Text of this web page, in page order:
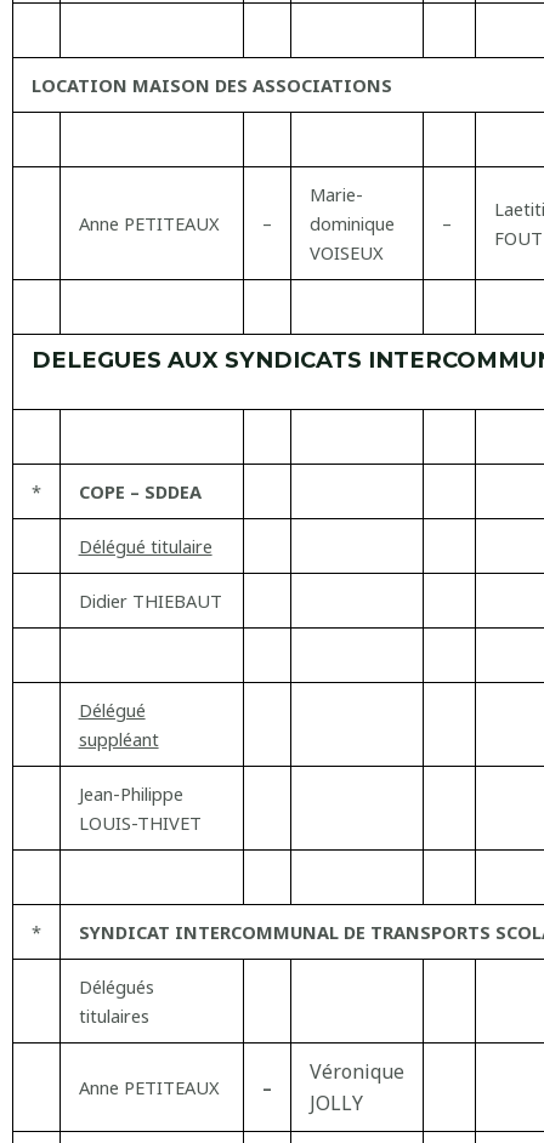
LOCATION MAISON DES ASSOCIATIONS
Anne PETITEAUX –
Marie-
dominique
VOISEUX
–
DELEGUES AUX SYNDICATS
* COPE – SDDEA
Délégué titulaire
Didier THIEBAUT
Délégué
suppléant
Jean-Philippe
LOUIS-THIVET
* SYNDICAT INTERCOMMUNAL DE TRANSPORTS
Délégués
titulaires
Anne PETITEAUX –
Véronique
JOLLY